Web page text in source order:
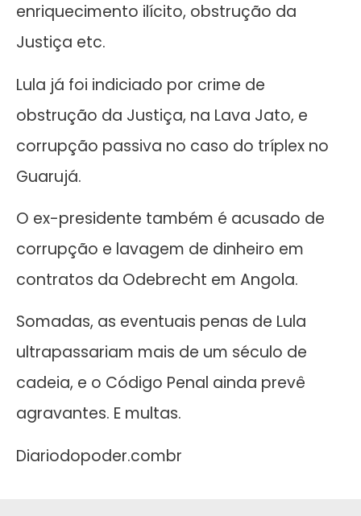
enriquecimento ilícito, obstrução da
Justiça etc.
Lula já foi indiciado por crime de
obstrução da Justiça, na Lava Jato, e
corrupção passiva no caso do tríplex no
Guarujá.
O ex-presidente também é acusado de
corrupção e lavagem de dinheiro em
contratos da Odebrecht em Angola.
Somadas, as eventuais penas de Lula
ultrapassariam mais de um século de
cadeia, e o Código Penal ainda prevê
agravantes. E multas.
Diariodopoder.combr